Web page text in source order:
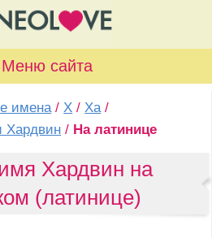
Меню сайта
имена /Х /Ха /
Хардвин / На латинице
Хардвин на
(латинице)